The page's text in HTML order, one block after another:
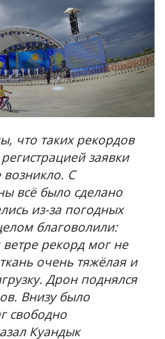
что таких рекордов
заявки
С
всё было сделано
из-за погодных
благоволили:
рекорд мог не
ткань очень тяжёлая и
Дрон поднялся
Внизу было
свободно
Куандык